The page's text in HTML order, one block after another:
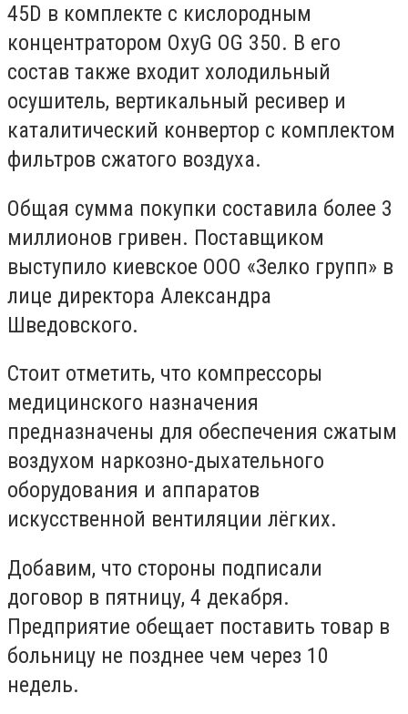
45D в комплекте с кислородным
концентратором OxyG OG 350. В его
состав также входит холодильный
осушитель, вертикальный ресивер и
каталитический конвертор с комплектом
фильтров сжатого воздуха.
Общая сумма покупки составила более 3
миллионов гривен. Поставщиком
выступило киевское ООО «Зелко групп» в
лице директора Александра
Шведовского.
Стоит отметить, что компрессоры
медицинского назначения
предназначены для обеспечения сжатым
воздухом наркозно-дыхательного
оборудования и аппаратов
искусственной вентиляции лёгких.
Добавим, что стороны подписали
договор в пятницу, 4 декабря.
Предприятие обещает поставить товар в
больницу не позднее чем через 10
недель.